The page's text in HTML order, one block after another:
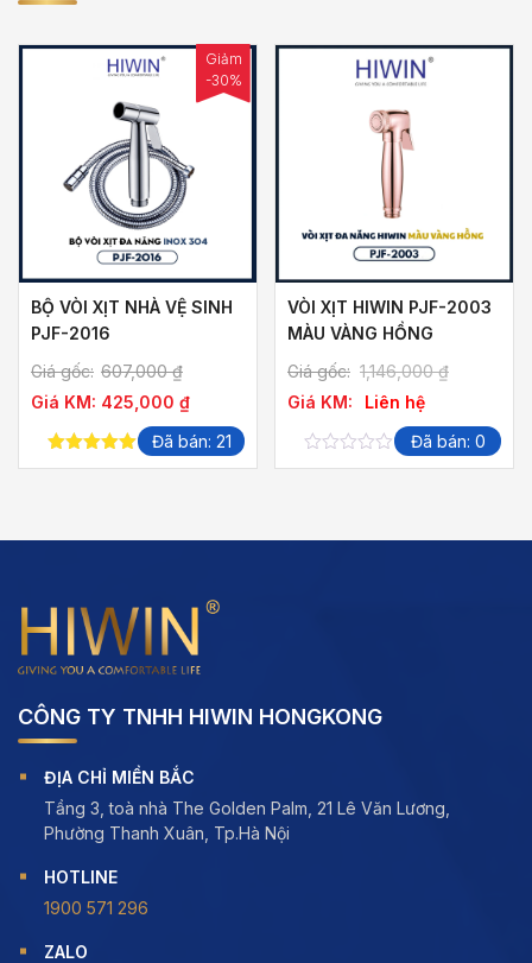
BỘ VÒI XỊT NHÀ VỆ SINH
PJF-2016
Giá gốc: 607,000₫
Giá KM: 425,000 ₫
Giảm
-30%
5.00out of
Đã bán: 21
VÒI XỊT HIWIN PJF-2003
MÀU VÀNG HỒNG
Giá gốc: 1,146,000₫
Giá KM:
Liên hệ
0
Đã bán: 0
CÔNG TY TNHH HIWIN HONGKONG
ĐỊA CHỈ MIỀN BẮC
Tầng 3, toà nhà The Golden Palm, 21 Lê Văn Lương,
Phường Thanh Xuân, Tp.Hà Nội
HOTLINE
1900 571 296
ZALO